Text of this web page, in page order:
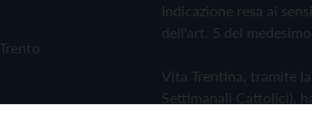
Indicazione resa ai
dell'art. 5 del
Vita Trentina, tramite
Settimanali Cattolici),